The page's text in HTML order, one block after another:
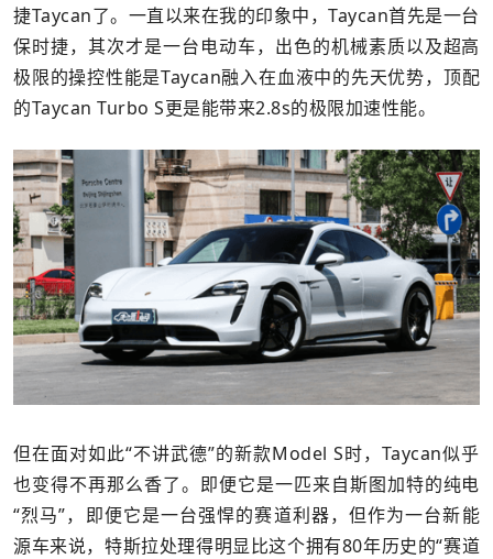
捷Taycan了。一直以来在我的印象中，Taycan首先是一台
保时捷，其次才是一台电动车，出色的机械素质以及超高
极限的操控性能是Taycan融入在血液中的先天优势，顶配
的Taycan Turbo S更是能带来2.8s的极限加速性能。
但在面对如此“不讲武德”的新款Model S时，Taycan似乎
也变得不再那么香了。即便它是一匹来自斯图加特的纯电
“烈马”，即便它是一台强悍的赛道利器，但作为一台新能
源车来说，特斯拉处理得明显比这个拥有80年历史的“赛道